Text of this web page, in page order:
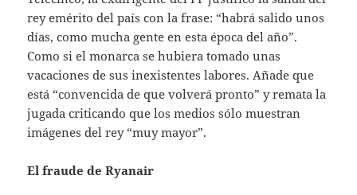
rey emérito del país con la frase: “habrá salido unos
días, como mucha gente en esta época del año”.
Como si el monarca se hubiera tomado unas
vacaciones de sus inexistentes labores. Añade que
está “convencida de que volverá pronto” y remata la
jugada criticando que los medios sólo muestran
imágenes del rey “muy mayor”.
El fraude de Ryanair